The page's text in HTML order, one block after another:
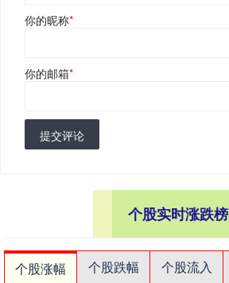
你的昵称*
你的邮箱*
提交评论
个股实时涨跌榜
个股涨幅 个股跌幅 个股流入